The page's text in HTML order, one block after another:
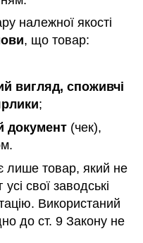
належної якості
, що товар:
вигляд, споживчі
;
документ (чек),
лише товар, який не
свої заводські
Використаний
до ст. 9 Закону не